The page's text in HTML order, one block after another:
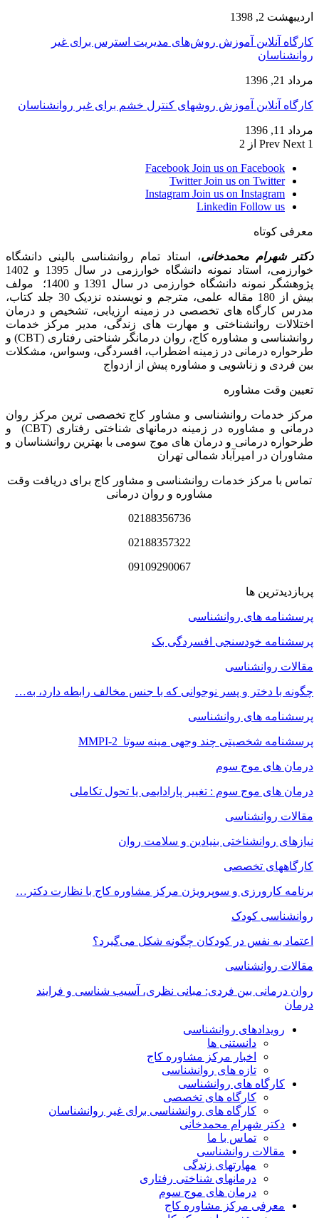
اردیبهشت 2, 1398
کارگاه آنلاین آموزش روش‌های مدیریت استرس برای غیر
روانشناسان
مرداد 21, 1396
کارگاه آنلاین آموزش روشهای کنترل خشم برای غیر روانشناسان
مرداد 11, 1396
Prev Next 1 از 2
Facebook Join us on Facebook
Twitter Join us on Twitter
Instagram Join us on Instagram
Linkedin Follow us
معرفی کوتاه
دکتر شهرام محمدخانی، استاد تمام روانشناسی بالینی دانشگاه
خوارزمی، استاد نمونه دانشگاه خوارزمی در سال 1395 و 1402
پژوهشگر نمونه دانشگاه خوارزمی در سال 1391 و 1400؛ مولف
بیش از 180 مقاله علمی، مترجم و نویسنده نزدیک 30 جلد کتاب،
مدرس کارگاه­ های تخصصی در زمینه ارزیابی، تشخیص و درمان
اختلالات روانشناختی و مهارت های زندگی، مدیر مرکز خدمات
روانشناسی و مشاوره کاج، روان­ درمانگر شناختی رفتاری (CBT) و
طرحواره درمانی در زمینه اضطراب، افسردگی، وسواس، مشکلات
بین فردی و زناشویی و مشاوره پیش از ازدواج
تعیین وقت مشاوره
مرکز خدمات روانشناسی و مشاور کاج تخصصی‏ ترین مرکز روان
درمانی و مشاوره در زمینه درمان‏های شناختی رفتاری (CBT) و
طرحواره درمانی و درمان های موج سومی با بهترین روانشناسان و
مشاوران در امیرآباد شمالی تهران
تماس با مرکز خدمات روانشناسی و مشاور کاج برای دریافت وقت
مشاوره و روان درمانی
02188356736
02188357322
09109290067
پربازدیدترین ها
پرسشنامه های روانشناسی
پرسشنامه خودسنجی افسردگی بک
مقالات روانشناسی
چگونه با دختر و پسر نوجوانی که با جنس مخالف رابطه دارد، به…
پرسشنامه های روانشناسی
پرسشنامه شخصیتی چند وجهی مینه سوتا MMPI-2
درمان های موج سوم
درمان های موج سوم : تغییر پارادایمی یا تحول تکاملی
مقالات روانشناسی
نیازهای روانشناختی بنیادین و سلامت روان
کارگاههای تخصصی
برنامه کارورزی و سوپرویژن مرکز مشاوره کاج با نظارت دکتر…
روانشناسی کودک
اعتماد به‌ نفس در کودکان چگونه شکل می‌گیرد؟
مقالات روانشناسی
روان درمانی بین فردی: مبانی نظری، آسیب شناسی و فرایند
درمان
رویدادهای روانشناسی
دانستنی ها
اخبار مرکز مشاوره کاج
تازه های روانشناسی
کارگاه های روانشناسی
کارگاه های تخصصی
کارگاه های روانشناسی برای غیر روانشناسان
دکتر شهرام محمدخانی
تماس با ما
مقالات روانشناسی
مهارتهای زندگی
درمانهای شناختی رفتاری
درمان های موج سوم
معرفی مرکز مشاوره کاج